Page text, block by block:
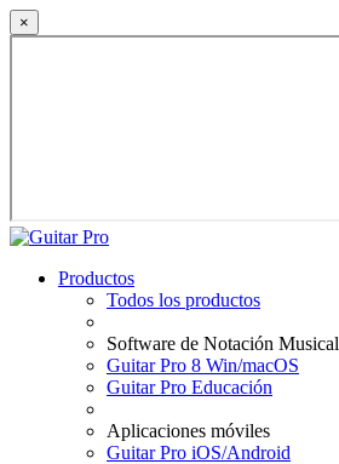
×
Productos
Todos los productos
Software de Notación Musical
Guitar Pro 8 Win/macOS
Guitar Pro Educación
Aplicaciones móviles
Guitar Pro iOS/Android